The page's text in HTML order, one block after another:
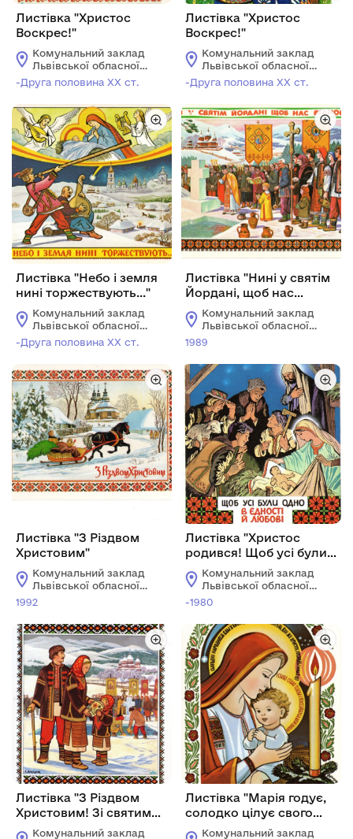
Листівка "Христос
Воскрес!"
Комунальний заклад
Львівської обласної
ради "Львівський
історичний музей"
-Друга половина ХХ ст.
Листівка "Христос
Воскрес!"
Комунальний заклад
Львівської обласної
ради "Львівський
історичний музей"
-Друга половина ХХ ст.
Листівка "Небо і земля
нині торжествують..."
Комунальний заклад
Львівської обласної
ради "Львівський
історичний музей"
-Друга половина XX ст.
Листівка "Нині у святім
Йордані, щоб нас
відновив!"
Комунальний заклад
Львівської обласної
ради "Львівський
1989
Листівка "З Різдвом
Христовим"
Комунальний заклад
Львівської обласної
ради "Львівський
1992
Листівка "Христос
родився! Щоб усі були
одно, в єдності й
любові"
Комунальний заклад
Львівської обласної
ради "Львівський
-1980
Листівка "З Різдвом
Христовим! Зі святим
Йорданом!"
Комунальний заклад
Листівка "Марія годує,
солодко цілує свого
Сина-любимця"
Комунальний заклад